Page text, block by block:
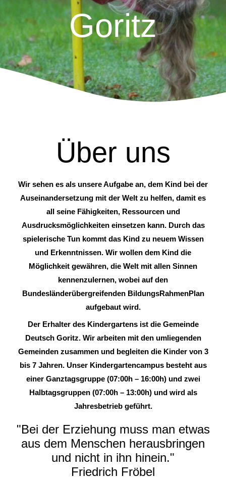
Goritz
Über uns
Wir sehen es als unsere Aufgabe an, dem Kind bei der
Auseinandersetzung mit der Welt zu helfen, damit es
all seine Fähigkeiten, Ressourcen und
Ausdrucksmöglichkeiten einsetzen kann. Durch das
spielerische Tun kommt das Kind zu neuem Wissen
und Erkenntnissen. Wir wollen dem Kind die
Möglichkeit gewähren, die Welt mit allen Sinnen
kennenzulernen, wobei auf den
Bundesländerübergreifenden BildungsRahmenPlan
aufgebaut wird.
Der Erhalter des Kindergartens ist die Gemeinde
Deutsch Goritz. Wir arbeiten mit den umliegenden
Gemeinden zusammen und begleiten die Kinder von 3
bis 7 Jahren. Unser Kindergartencampus besteht aus
einer Ganztagsgruppe (07:00h – 16:00h) und zwei
Halbtagsgruppen (07:00h – 13:00h) und wird als
Jahresbetrieb geführt.
"Bei der Erziehung muss man etwas
aus dem Menschen herausbringen
und nicht in ihn hinein."
Friedrich Fröbel